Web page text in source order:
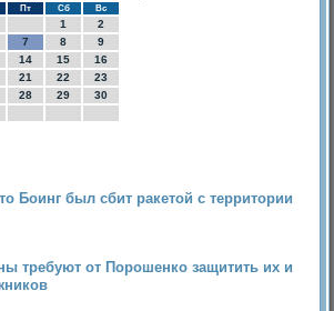
Пт Сб Вс
1
2
7 8
9
14 15
16
21 22
23
28 29
30
Боинг был сбит ракетой с территории
требуют от Порошенко защитить их и